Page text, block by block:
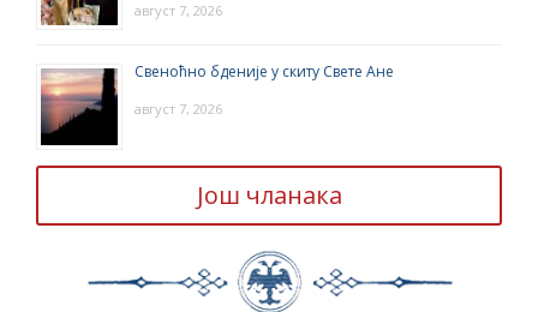
август 7, 2026
Свеноћно бденије у скиту Свете Ане
август 7, 2026
Још чланака